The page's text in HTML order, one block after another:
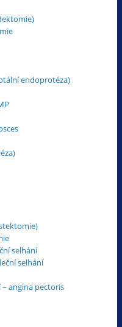
endoprotéza)
selhání
selhání
angina pectoris